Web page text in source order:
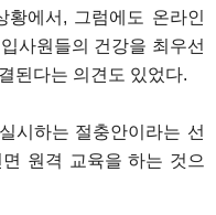
황에서, 그럼에도 온라인
사원들의 건강을 최우선
된다는 의견도 있었다.
시하는 절충안이라는 선
원격 교육을 하는 것으